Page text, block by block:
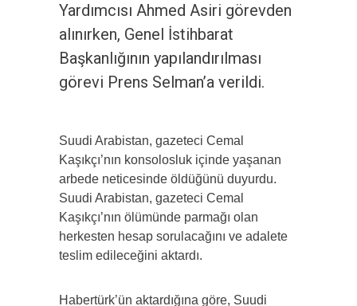
Yardımcısı Ahmed Asiri görevden
alınırken, Genel İstihbarat
Başkanlığının yapılandırılması
görevi Prens Selman’a verildi.
Suudi Arabistan, gazeteci Cemal
Kaşıkçı’nın konsolosluk içinde yaşanan
arbede neticesinde öldüğünü duyurdu.
Suudi Arabistan, gazeteci Cemal
Kaşıkçı’nın ölümünde parmağı olan
herkesten hesap sorulacağını ve adalete
teslim edileceğini aktardı.
Habertürk’ün aktardığına göre, Suudi